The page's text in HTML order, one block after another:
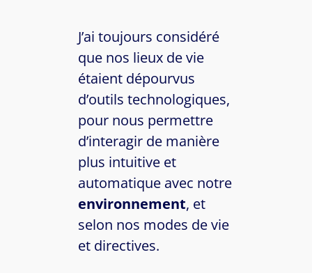
J’ai toujours considéré
que nos lieux de vie
étaient dépourvus
d’outils technologiques,
pour nous permettre
d’interagir de manière
plus intuitive et
automatique avec notre
environnement, et
selon nos modes de vie
et directives.